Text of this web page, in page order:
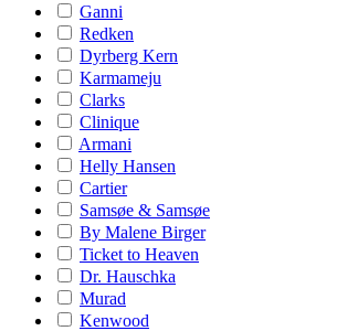
Ganni
Redken
Dyrberg Kern
Karmameju
Clarks
Clinique
Armani
Helly Hansen
Cartier
Samsøe & Samsøe
By Malene Birger
Ticket to Heaven
Dr. Hauschka
Murad
Kenwood